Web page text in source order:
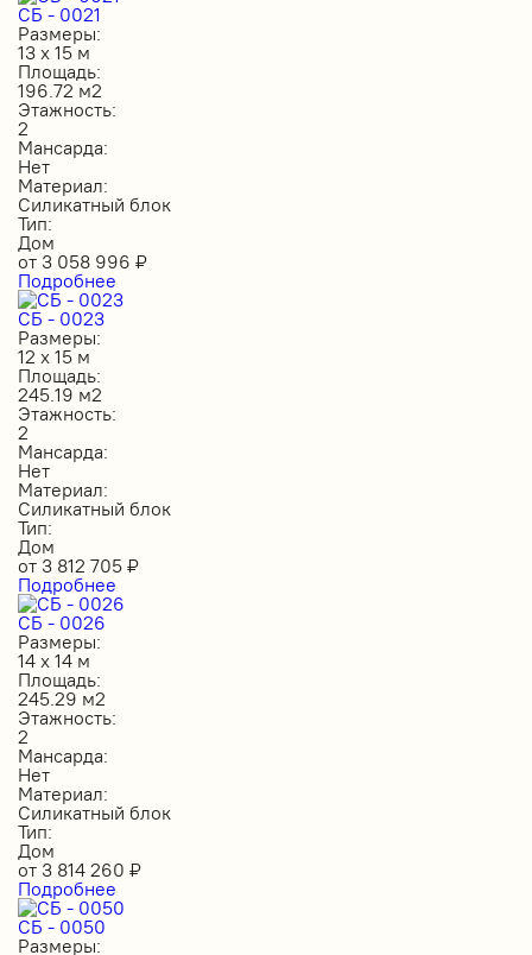
СБ - 0021
Размеры:
13 х 15 м
Площадь:
196.72 м2
Этажность:
2
Мансарда:
Нет
Материал:
Силикатный блок
Тип:
Дом
от 3 058 996 ₽
Подробнее
СБ - 0023
Размеры:
12 х 15 м
Площадь:
245.19 м2
Этажность:
2
Мансарда:
Нет
Материал:
Силикатный блок
Тип:
Дом
от 3 812 705 ₽
Подробнее
СБ - 0026
Размеры:
14 х 14 м
Площадь:
245.29 м2
Этажность:
2
Мансарда:
Нет
Материал:
Силикатный блок
Тип:
Дом
от 3 814 260 ₽
Подробнее
СБ - 0050
Размеры: